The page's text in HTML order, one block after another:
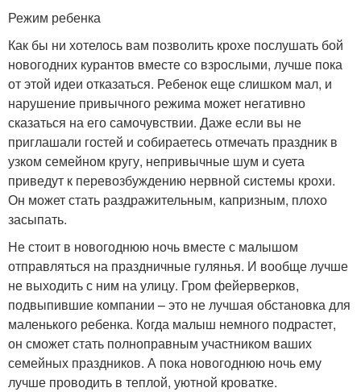
Режим ребенка
Как бы ни хотелось вам позволить крохе послушать бой
новогодних курантов вместе со взрослыми, лучше пока
от этой идеи отказаться. Ребенок еще слишком мал, и
нарушение привычного режима может негативно
сказаться на его самочувствии. Даже если вы не
приглашали гостей и собираетесь отмечать праздник в
узком семейном кругу, непривычные шум и суета
приведут к перевозбуждению нервной системы крохи.
Он может стать раздражительным, капризным, плохо
засыпать.
Не стоит в новогоднюю ночь вместе с малышом
отправляться на праздничные гулянья. И вообще лучше
не выходить с ним на улицу. Гром фейерверков,
подвыпившие компании – это не лучшая обстановка для
маленького ребенка. Когда малыш немного подрастет,
он сможет стать полноправным участником ваших
семейных праздников. А пока новогоднюю ночь ему
лучше проводить в теплой, уютной кроватке.